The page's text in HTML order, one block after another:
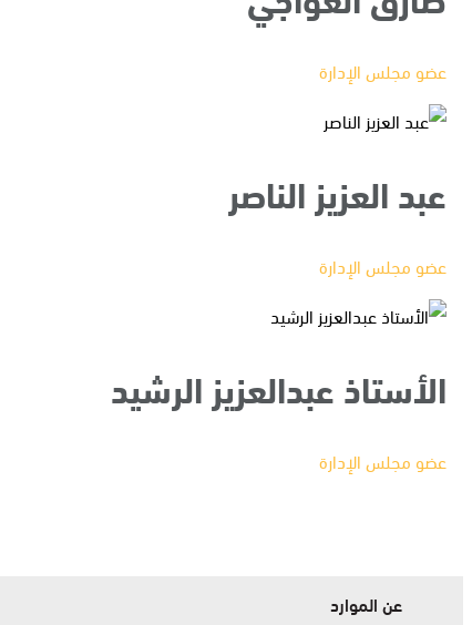
عضو مجلس الإدارة
عبد العزيز الناصر
عضو مجلس الإدارة
الأستاذ عبدالعزيز الرشيد
عضو مجلس الإدارة
عن الموارد